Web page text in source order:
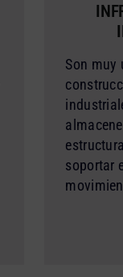
Son muy
soportar